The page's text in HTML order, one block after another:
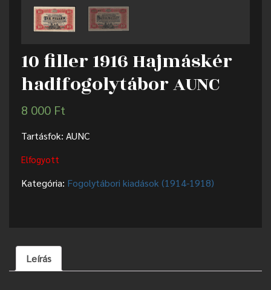
10 filler 1916 Hajmáskér
hadifogolytábor AUNC
8 000 Ft
Tartásfok: AUNC
Elfogyott
Kategória: Fogolytábori kiadások (1914-1918)
Leírás